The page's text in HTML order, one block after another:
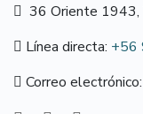
36 Oriente 1943,
Línea directa: +56
Correo electrónico: